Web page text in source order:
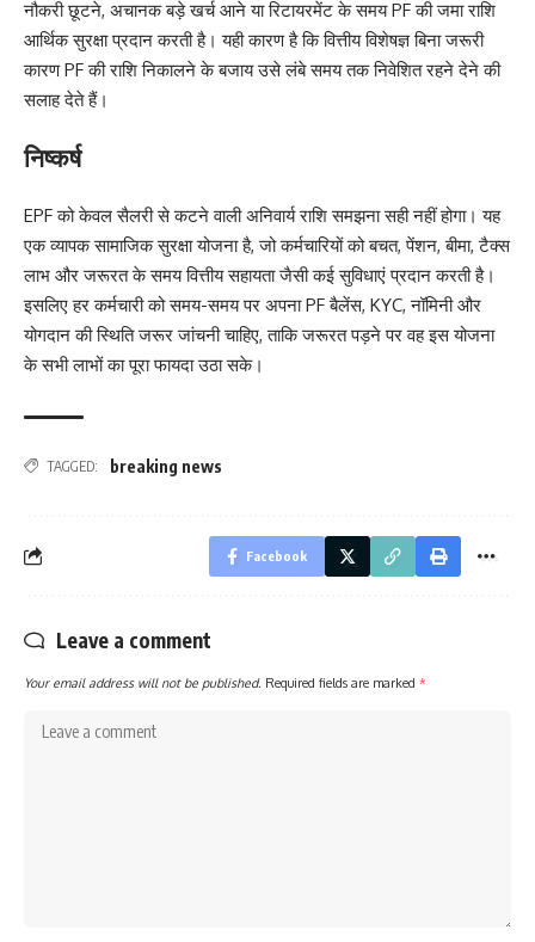
नौकरी छूटने, अचानक बड़े खर्च आने या रिटायरमेंट के समय PF की जमा राशि
आर्थिक सुरक्षा प्रदान करती है। यही कारण है कि वित्तीय विशेषज्ञ बिना जरूरी
कारण PF की राशि निकालने के बजाय उसे लंबे समय तक निवेशित रहने देने की
सलाह देते हैं।
निष्कर्ष
EPF को केवल सैलरी से कटने वाली अनिवार्य राशि समझना सही नहीं होगा। यह
एक व्यापक सामाजिक सुरक्षा योजना है, जो कर्मचारियों को बचत, पेंशन, बीमा, टैक्स
लाभ और जरूरत के समय वित्तीय सहायता जैसी कई सुविधाएं प्रदान करती है।
इसलिए हर कर्मचारी को समय-समय पर अपना PF बैलेंस, KYC, नॉमिनी और
योगदान की स्थिति जरूर जांचनी चाहिए, ताकि जरूरत पड़ने पर वह इस योजना
के सभी लाभों का पूरा फायदा उठा सके।
TAGGED: breaking news
Facebook
Leave a comment
Your email address will not be published. Required fields are marked *